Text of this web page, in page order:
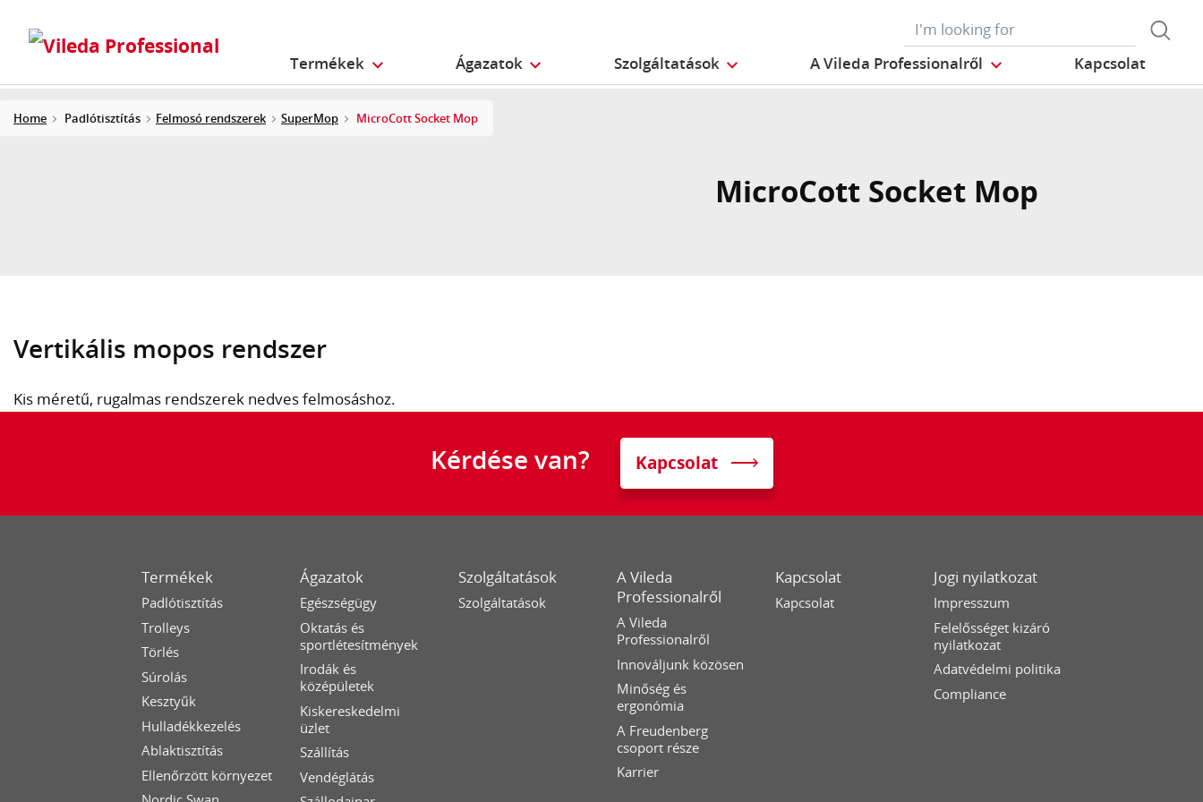
Termékek Ágazatok Szolgáltatások A Vileda Professionalről Kapcsolat
Home Padlótisztítás Felmosó rendszerek SuperMop MicroCott Socket Mop
MicroCott Socket Mop
Vertikális mopos rendszer
Kis méretű, rugalmas rendszerek nedves felmosáshoz.
Kérdése van? Kapcsolat
Termékek
Padlótisztítás
Trolleys
Törlés
Súrolás
Kesztyűk
Hulladékkezelés
Ablaktisztítás
Ellenőrzött környezet
Ágazatok
Egészségügy
Oktatás és
sportlétesítmények
Irodák és
középületek
Kiskereskedelmi
üzlet
Szállítás
Vendéglátás
Szolgáltatások
Szolgáltatások
A Vileda
Professionalről
A Vileda
Professionalről
Innováljunk közösen
Minőség és
ergonómia
A Freudenberg
csoport része
Karrier
Kapcsolat
Kapcsolat
Jogi nyilatkozat
Impresszum
Felelősséget kizáró
nyilatkozat
Adatvédelmi politika
Compliance